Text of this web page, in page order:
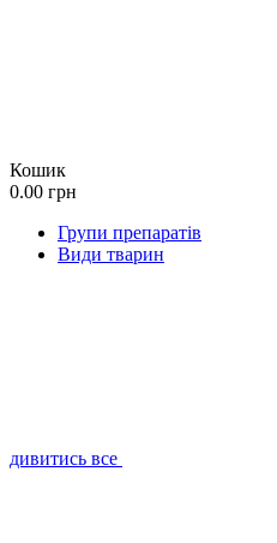
Кошик
0.00 грн
Групи препаратів
Види тварин
дивитись все